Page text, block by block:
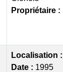
Propriétaire :
Localisation :
Date : 1995